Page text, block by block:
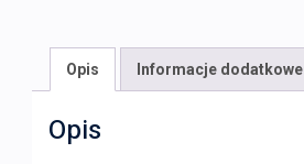
Opis Informacje dodatkowe
Opis